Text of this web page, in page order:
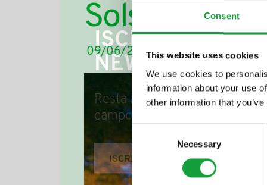
Consent
This website uses cookies
We use cookies to
information about your use
other information that
Consent
Selection
Necessary
Solstizio
09/06/2017
ISCRIVITI ALLA
NEWSLETTER
Resta aggiornato su tutte le
campo della ristorazione e
ISCRIVITI